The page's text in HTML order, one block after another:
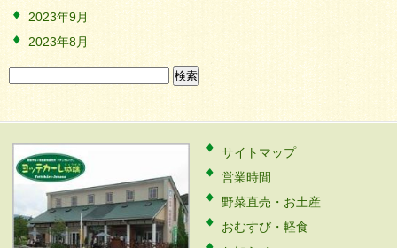
2023年9月
2023年8月
索:
サイトマップ
営業時間
野菜直売・お土産
おむすび・軽食